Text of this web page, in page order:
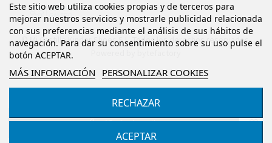
Añadir al carrito
Este sitio web utiliza cookies propias y de terceros para
mejorar nuestros servicios y mostrarle publicidad relacionada
con sus preferencias mediante el análisis de sus hábitos de
navegación. Para dar su consentimiento sobre su uso pulse el
botón ACEPTAR.
MÁS INFORMACIÓN PERSONALIZAR COOKIES
RECHAZAR
ACEPTAR
© Mi Castillo Kinder Shoes S.L. Todos los derechos reservados.